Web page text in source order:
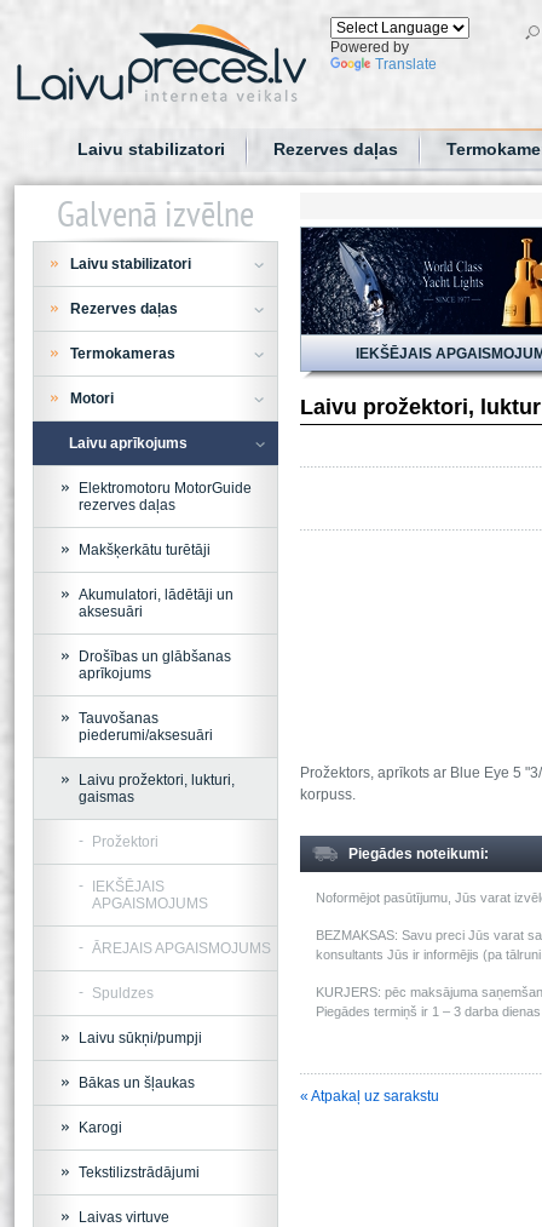
Powered by
Translate
Laivu stabilizatori Rezerves daļas
IEKŠĒJAIS
Laivu prožektori,
Prožektors, aprīkots ar Blue Eye 5
korpuss.
Piegādes noteikumi:
Noformējot pasūtījumu, Jūs varat
BEZMAKSAS: Savu preci Jūs varat
konsultants Jūs ir informējis (pa
KURJERS: pēc maksājuma
Piegādes termiņš ir 1 – 3 darba
« Atpakaļ uz sarakstu
Galvenā izvēlne
Laivu stabilizatori
Rezerves daļas
Termokameras
Motori
Laivu aprīkojums
Elektromotoru MotorGuide
rezerves daļas
Makšķerkātu turētāji
Akumulatori, lādētāji un
aksesuāri
Drošības un glābšanas
aprīkojums
Tauvošanas
piederumi/aksesuāri
Laivu prožektori, lukturi,
gaismas
Prožektori
IEKŠĒJAIS
APGAISMOJUMS
ĀREJAIS APGAISMOJUMS
Spuldzes
Laivu sūkņi/pumpji
Bākas un šļaukas
Karogi
Tekstilizstrādājumi
Laivas virtuve